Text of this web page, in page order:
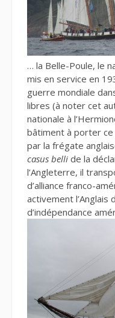
… la Belle-Poule, le
mis en service en
guerre mondiale
libres (à noter cet
nationale à
bâtiment à porter
par la frégate
casus belli de la
l’Angleterre, il
d’alliance franco-
activement l’Anglais
d’indépendance